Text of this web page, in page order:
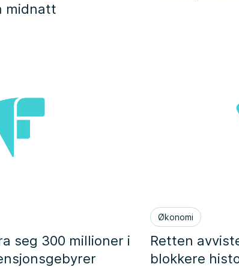
midnatt
seg 300 millioner i
Økonomi
Retten
blokkere